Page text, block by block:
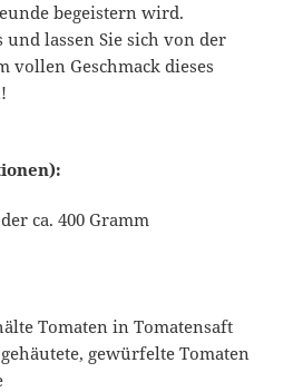
begeistern wird.
und lassen Sie sich von der
vollen Geschmack dieses
ca. 400 Gramm
Tomaten in Tomatensaft
gewürfelte Tomaten